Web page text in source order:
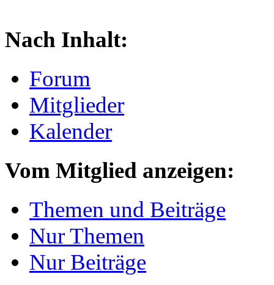
Nach Inhalt:
Forum
Mitglieder
Kalender
Vom Mitglied anzeigen:
Themen und Beiträge
Nur Themen
Nur Beiträge